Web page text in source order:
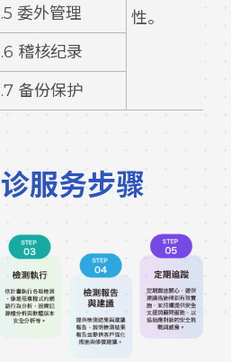
性。
委外管理
稽核纪录
备份保护
服务步骤